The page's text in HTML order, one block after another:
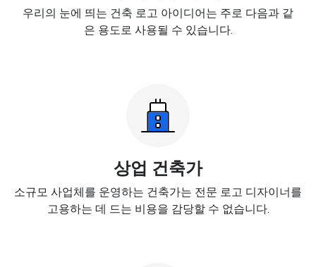
우리의 눈에 띄는 건축 로고 아이디어는 주로 다음과 같
은 용도로 사용될 수 있습니다.
상업 건축가
소규모 사업체를 운영하는 건축가는 전문 로고 디자이너를
고용하는 데 드는 비용을 감당할 수 없습니다.